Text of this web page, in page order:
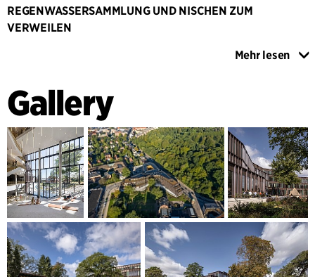
REGENWASSERSAMMLUNG UND NISCHEN ZUM
VERWEILEN
Das neue, große Wasserelement „Die Quelle“ besteht aus
stilisierten Darstellung eines Baches. Dieser wiederum endet
in einem geschosshohen Katarakt, welcher sich in einen
angehobenen See ergießt, in dem Iris und Wassergräser
sprießen. Das Regenwasser von den Dächern und Flächen
wird gesammelt und vor Ort genutzt, indem es den
rekreativen Wasserfall des Gartens speist. Die
Zwischenlagerung überschüssigen Oberflächenwassers
erfolgt in einem unterirdischen Sammelbecken. Die
Wasserelemente der „Quelle“ bilden zu beiden Seiten
zahlreiche Aufenthaltsnischen und Terrassen und schaffen
so einen natürlichen Randbereich zwischen dem
Mehr lesen
Gallery